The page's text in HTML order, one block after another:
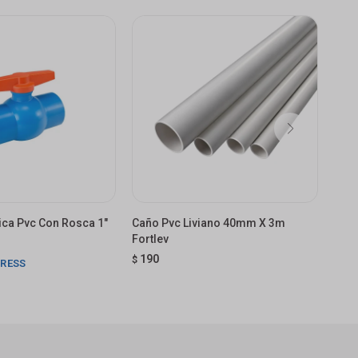
Pvc Con Rosca 1"
Caño Pvc Liviano 40mm X 3m
Fortlev
$ 190